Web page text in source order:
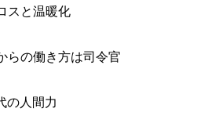
スと温暖化
らの働き方は司令官
の人間力